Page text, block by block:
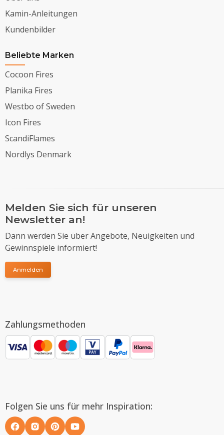
Kamin-Anleitungen
Kundenbilder
Beliebte Marken
Cocoon Fires
Planika Fires
Westbo of Sweden
Icon Fires
ScandiFlames
Nordlys Denmark
Melden Sie sich für unseren
Newsletter an!
Dann werden Sie über Angebote, Neuigkeiten und
Gewinnspiele informiert!
Anmelden
Zahlungsmethoden
Folgen Sie uns für mehr Inspiration: